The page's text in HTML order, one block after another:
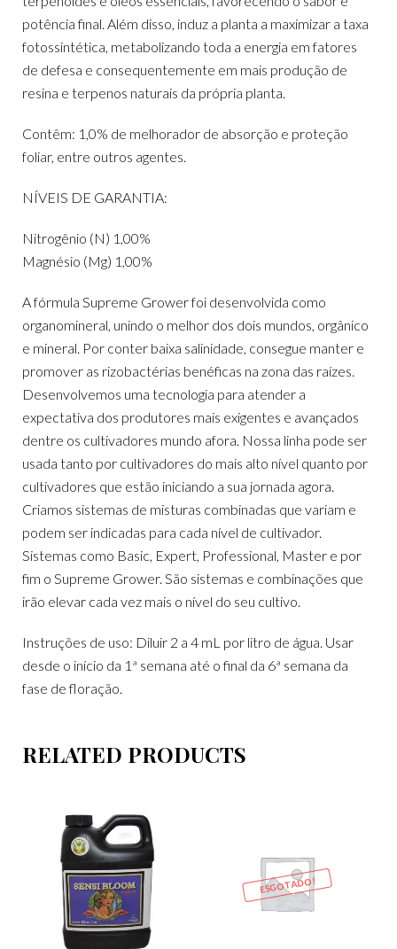
potência final. Além disso, induz a planta a maximizar a taxa
fotossintética, metabolizando toda a energia em fatores
de defesa e consequentemente em mais produção de
resina e terpenos naturais da própria planta.
Contêm: 1,0% de melhorador de absorção e proteção
foliar, entre outros agentes.
NÍVEIS DE GARANTIA:
Nitrogênio (N) 1,00%
Magnésio (Mg) 1,00%
A fórmula Supreme Grower foi desenvolvida como
organomineral, unindo o melhor dos dois mundos, orgânico
e mineral. Por conter baixa salinidade, consegue manter e
promover as rizobactérias benéficas na zona das raízes.
Desenvolvemos uma tecnologia para atender a
expectativa dos produtores mais exigentes e avançados
dentre os cultivadores mundo afora. Nossa linha pode ser
usada tanto por cultivadores do mais alto nível quanto por
cultivadores que estão iniciando a sua jornada agora.
Criamos sistemas de misturas combinadas que variam e
podem ser indicadas para cada nível de cultivador.
Sistemas como Basic, Expert, Professional, Master e por
fim o Supreme Grower. São sistemas e combinações que
irão elevar cada vez mais o nível do seu cultivo.
Instruções de uso: Diluir 2 a 4 mL por litro de água. Usar
desde o início da 1ª semana até o final da 6ª semana da
fase de floração.
RELATED PRODUCTS
ESGOTADO!